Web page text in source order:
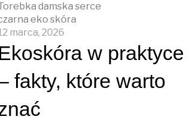
marca, 2026
w praktyce
fakty, które warto